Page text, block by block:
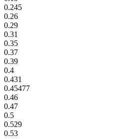
0.245
0.26
0.29
0.31
0.35
0.37
0.39
0.4
0.431
0.45477
0.46
0.47
0.5
0.529
0.53